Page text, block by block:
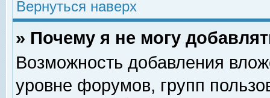
Вернуться наверх
» Почему я не могу
Возможность добавления
уровне форумов, групп